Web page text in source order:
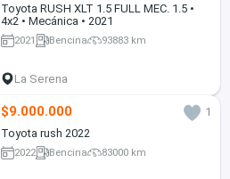
Toyota RUSH XLT 1.5 FULL MEC. 1.5 •
4x2 • Mecánica • 2021
2021 Bencina 93883 km
La Serena
$9.000.000
1
Toyota rush 2022
2022 Bencina 83000 km